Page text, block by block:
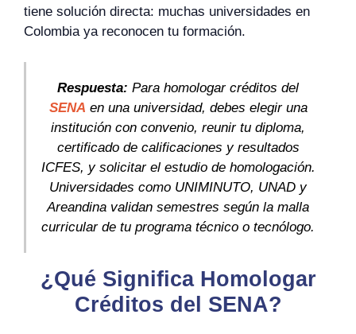
tiene solución directa: muchas universidades en
Colombia ya reconocen tu formación.
Respuesta: Para homologar créditos del
SENA en una universidad, debes elegir una
institución con convenio, reunir tu diploma,
certificado de calificaciones y resultados
ICFES, y solicitar el estudio de homologación.
Universidades como UNIMINUTO, UNAD y
Areandina validan semestres según la malla
curricular de tu programa técnico o tecnólogo.
¿Qué Significa Homologar
Créditos del SENA?